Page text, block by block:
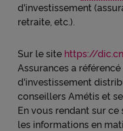
d'investissement
retraite, etc.).
Sur le site https://
Assurances a
d'investissement
conseillers Amétis et
En vous rendant sur
les informations en